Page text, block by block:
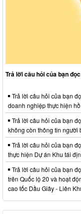
Trả lời câu hỏi của bạn
Trả lời câu hỏi của bạn
doanh nghiệp thực hiện
Trả lời câu hỏi của bạn
không còn thông tin người
Trả lời câu hỏi của bạn
thực hiện Dự án Khu tái
Trả lời câu hỏi của bạn
trên Quốc lộ 20 và hoạt
cao tốc Dầu Giây - Liên